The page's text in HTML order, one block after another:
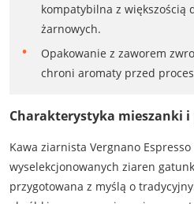
kompatybilna z większością
żarnowych.
Opakowanie z zaworem
chroni aromaty przed
Charakterystyka mieszanki i
Kawa ziarnista Vergnano
wyselekcjonowanych ziaren
przygotowana z myślą o